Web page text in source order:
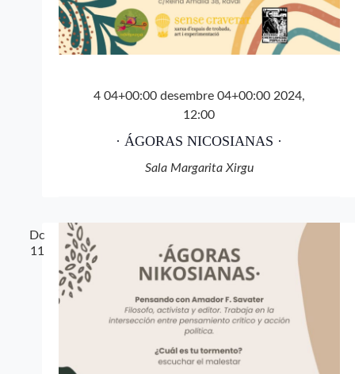
4 04+00:00 desembre 04+00:00 2024,
12:00
· ÁGORAS NICOSIANAS ·
Sala Margarita Xirgu
Dc
11